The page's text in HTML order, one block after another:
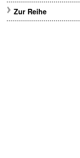
Zur Reihe